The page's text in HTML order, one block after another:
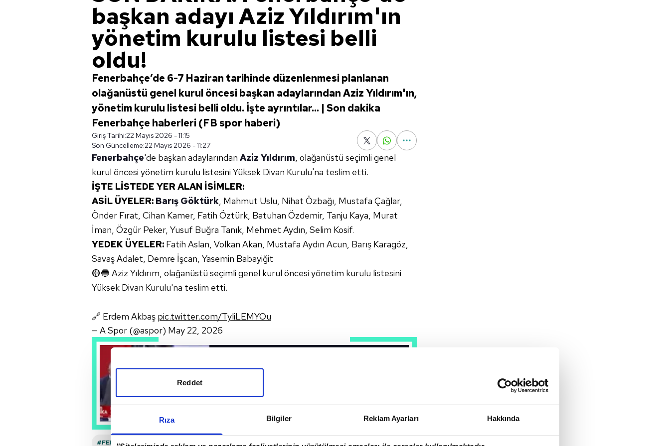
Rıza Bilgiler Reklam Ayarları Hakkında
Reddet
başkan adayı Aziz Yıldırım'ın
yönetim kurulu listesi belli
oldu!
Fenerbahçe’de 6-7 Haziran tarihinde düzenlenmesi planlanan
olağanüstü genel kurul öncesi başkan adaylarından Aziz Yıldırım'ın,
yönetim kurulu listesi belli oldu. İşte ayrıntılar... | Son dakika
Fenerbahçe haberleri (FB spor haberi)
Giriş Tarihi:22 Mayıs 2026 - 11:15
Son Güncelleme:22 Mayıs 2026 - 11:27
Fenerbahçe'de başkan adaylarından Aziz Yıldırım, olağanüstü seçimli genel
kurul öncesi yönetim kurulu listesini Yüksek Divan Kurulu'na teslim etti.
İŞTE LİSTEDE YER ALAN İSİMLER:
ASİL ÜYELER: Barış Göktürk, Mahmut Uslu, Nihat Özbağı, Mustafa Çağlar,
Önder Fırat, Cihan Kamer, Fatih Öztürk, Batuhan Özdemir, Tanju Kaya, Murat
İman, Özgür Peker, Yusuf Buğra Tanık, Mehmet Aydın, Selim Kosif.
YEDEK ÜYELER: Fatih Aslan, Volkan Akan, Mustafa Aydın Acun, Barış Karagöz,
Savaş Adalet, Demre İşcan, Yasemin Babayiğit
🟡🔵 Aziz Yıldırım, olağanüstü seçimli genel kurul öncesi yönetim kurulu listesini
Yüksek Divan Kurulu'na teslim etti.
🔗 Erdem Akbaş pic.twitter.com/TyliLEMYOu
— A Spor (@aspor) May 22, 2026
SON DAKİKA:
Aziz Yıldırım'ın yönetim
kurulu listesi belli oldu!
#FENERBAHÇE #AZIZ YILDIRIM #BARIŞ GÖKTÜRK